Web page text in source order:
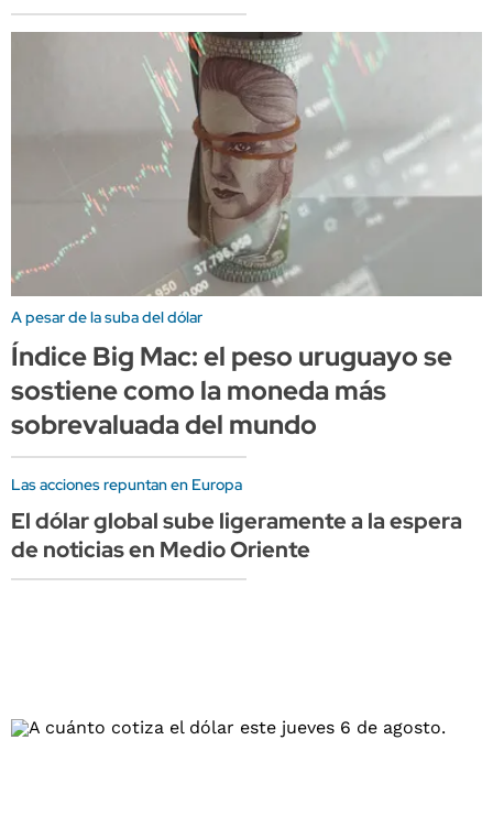
A pesar de la suba del dólar
Índice Big Mac: el peso uruguayo se
sostiene como la moneda más
sobrevaluada del mundo
Las acciones repuntan en Europa
El dólar global sube ligeramente a la espera
de noticias en Medio Oriente